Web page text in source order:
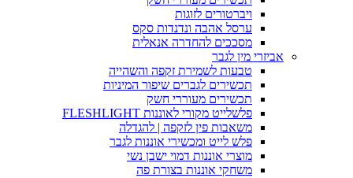
ויברטורים לזוגות
ערסל אהבה ונדנדות סקס
מסככים להחדרה אנאלית
אביזרי מין לגבר
טבעות לשמירת זקפה והשהייה
תכשירים לגברים שיפור המיניות
תכשירים מעוררי חשק
פלשלייט מקורי לאוננות FLESHLIGHT
משאבות פין לזקפה | להגדלה
פלש לייט ומכשירי אוננות לגבר
מוצרי אוננות דמוי ישבן נשי
משחקי אוננות בצורת פה